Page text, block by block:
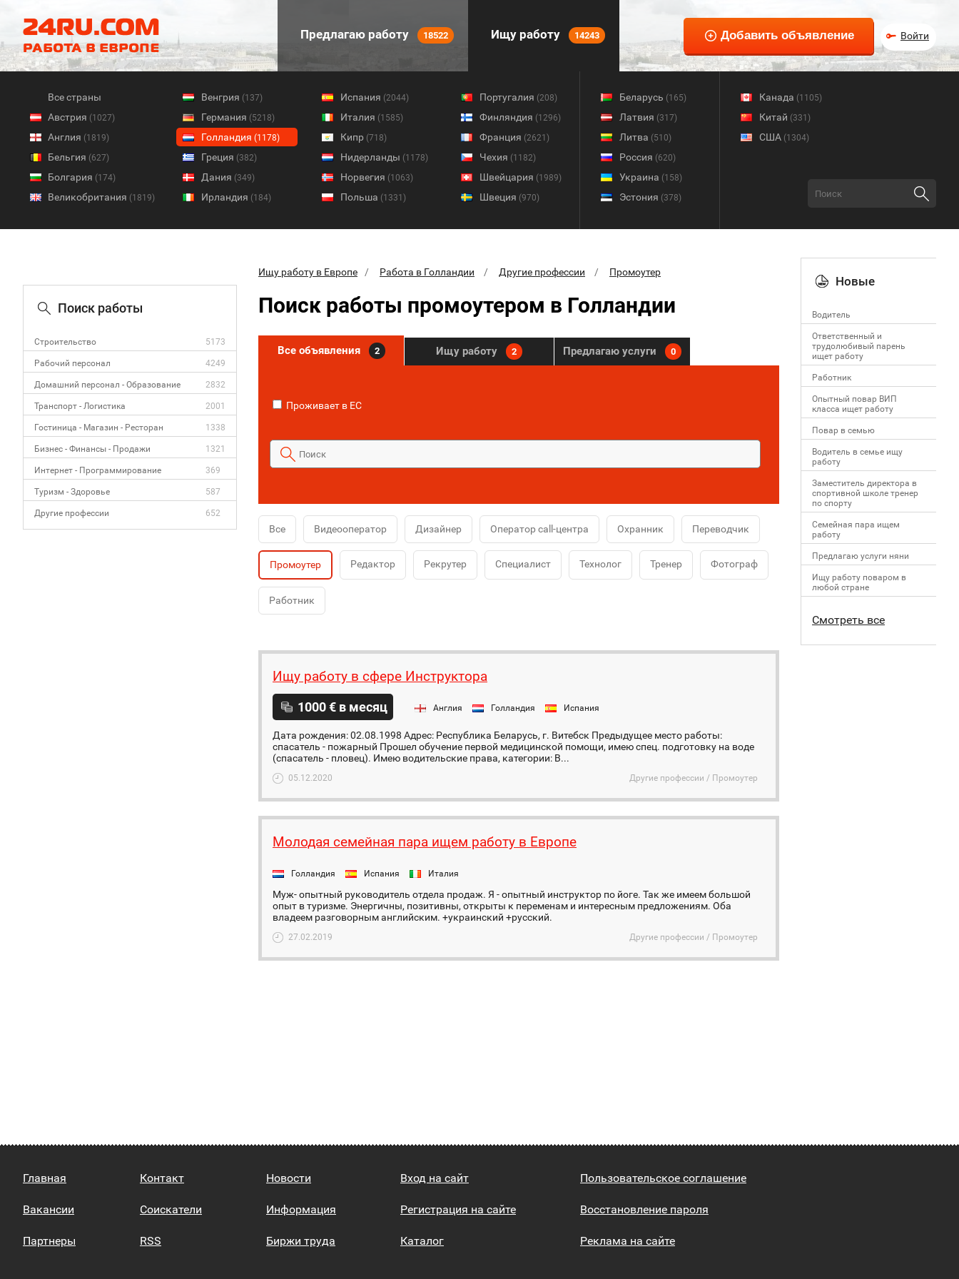
Предлагаю работу 18522 Ищу работу 14243 Войти
Все страны
Австрия (1027)
Англия (1819)
Бельгия (627)
Болгария (174)
Великобритания (1819)
Венгрия (137)
Германия (5218)
Голландия (1178)
Греция (382)
Дания (349)
Ирландия (184)
Испания (2044)
Италия (1585)
Кипр (718)
Нидерланды (1178)
Норвегия (1063)
Польша (1331)
Португалия (208)
Финляндия (1296)
Франция (2621)
Чехия (1182)
Швейцария (1989)
Швеция (970)
Беларусь (165)
Латвия (317)
Литва (510)
Россия (620)
Украина (158)
Эстония (378)
Канада (1105)
Китай (331)
США (1304)
Поиск работы
Строительство 5173
Рабочий персонал 4249
Домашний персонал - Образование 2832
Транспорт - Логистика 2001
Гостиница - Магазин - Ресторан 1338
Бизнес - Финансы - Продажи 1321
Интернет - Программирование 369
Туризм - Здоровье 587
Другие профессии 652
Ищу работу в Европе Работа в Голландии Другие профессии Промоутер
Поиск работы промоутером в Голландии
Все объявления 2 Ищу работу 2 Предлагаю услуги 0
Проживает в ЕС
Все Видеооператор Дизайнер Оператор call-центра Охранник Переводчик
Промоутер Редактор Рекрутер Специалист Технолог Тренер Фотограф
Работник
Ищу работу в сфере Инструктора
1000 € в месяц Англия Голландия Испания
Дата рождения: 02.08.1998 Адрес: Республика Беларусь, г. Витебск Предыдущее место работы:
спасатель - пожарный Прошел обучение первой медицинской помощи, имею спец. подготовку на воде
(спасатель - пловец). Имею водительские права, категории: В...
05.12.2020 Другие профессии / Промоутер
Молодая семейная пара ищем работу в Европе
Голландия Испания Италия
Муж- опытный руководитель отдела продаж. Я - опытный инструктор по йоге. Так же имеем большой
опыт в туризме. Энергичны, позитивны, открыты к переменам и интересным предложениям. Оба
владеем разговорным английским. +украинский +русский.
27.02.2019 Другие профессии / Промоутер
Новые
Водитель
Ответственный и
трудолюбивый парень
ищет работу
Работник
Опытный повар ВИП
класса ищет работу
Повар в семью
Водитель в семье ищу
работу
Заместитель директора в
спортивной школе тренер
по спорту
Семейная пара ищем
работу
Предлагаю услуги няни
Ищу работу поваром в
любой стране
Смотреть все
Главная
Вакансии
Партнеры
Контакт
Соискатели
RSS
Новости
Информация
Биржи труда
Вход на сайт
Регистрация на сайте
Каталог
Пользовательское соглашение
Восстановление пароля
Реклама на сайте